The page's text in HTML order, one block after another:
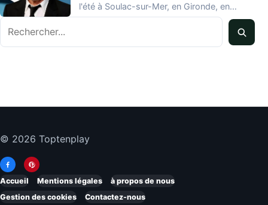
l'été à Soulac-sur-Mer, en Gironde, en
compagnie…
© 2026 Toptenplay
Accueil Mentions légales
à propos de nous
Gestion des cookies
Contactez-nous